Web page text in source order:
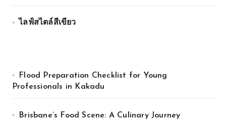
ไลฟ์สไตล์สีเขียว
Flood Preparation Checklist for Young
Professionals in Kakadu
Brisbane’s Food Scene: A Culinary Journey